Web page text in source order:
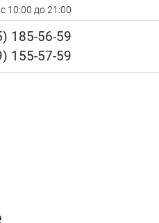
10:00 до 21:00
185-56-59
155-57-59